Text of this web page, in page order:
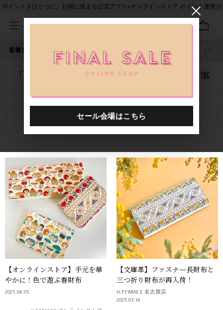
ポイントをひとつに。お得に使える公式アプリ×オンラインストア ポイント連携ガ
新着アイテム 人気ワード セール 40th限定 バッグ
「0000418.8880945.0019」に関する記事
関連キーワード
【オンラインストア】手元を華
やかに！色で遊ぶ春財布
2025.04.05
【文庫革】ファスナー長財布と
三つ折り財布が再入荷！
H.P.FRANCE 名古屋店
2025.03.14